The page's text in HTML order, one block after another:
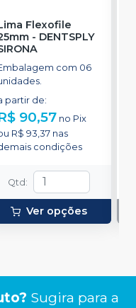
Flexofile
- DENTSPLY
com 06
partir de:
90,57 no Pix
R$ 93,37nas
condições
Qtd:
Ver opções
Sugira para a